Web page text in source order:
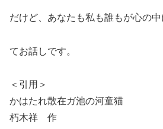
だけど、あなたも私も誰もが心の中
てお話しです。
＜引用＞
かはたれ散在ガ池の河童猫
朽木祥 作